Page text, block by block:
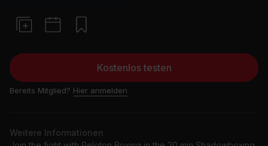
Kostenlos testen
Bereits Mitglied? Hier anmelden
Weitere Informationen